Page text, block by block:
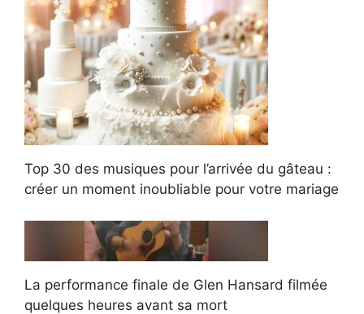
Top 30 des musiques pour l’arrivée du gâteau :
créer un moment inoubliable pour votre mariage
La performance finale de Glen Hansard filmée
quelques heures avant sa mort